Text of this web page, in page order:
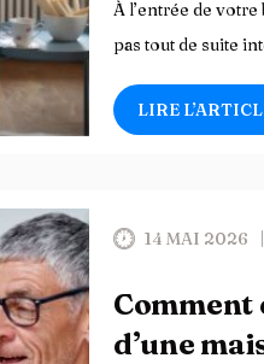
À l’entrée de
pas tout de suite
LIRE
14 MAI 2026
Comment
d’une